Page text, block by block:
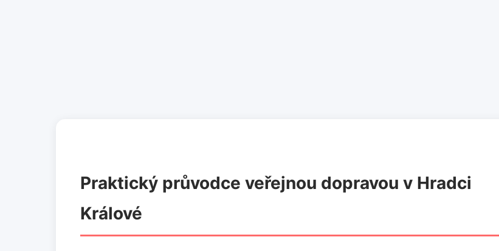
Praktický průvodce veřejnou dopravou v Hradci
Králové